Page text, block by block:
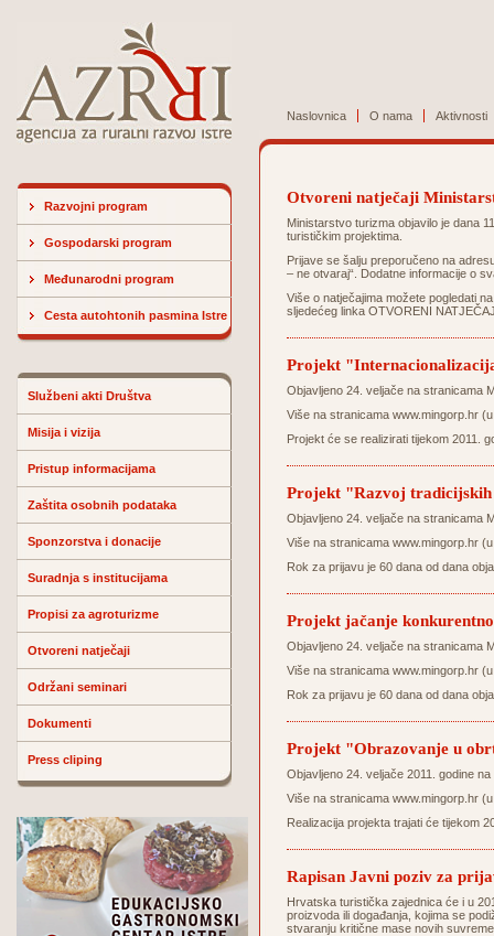
Naslovnica O nama Aktivnosti
Razvojni program
Gospodarski program
Međunarodni program
Cesta autohtonih pasmina Istre
Službeni akti Društva
Misija i vizija
Pristup informacijama
Zaštita osobnih podataka
Sponzorstva i donacije
Suradnja s institucijama
Propisi za agroturizme
Otvoreni natječaji
Održani seminari
Dokumenti
Press cliping
Otvoreni natječaji
Ministarstvo turizma objavilo je dana
turističkim projektima.
Prijave se šalju preporučeno na
– ne otvaraj“. Dodatne informacije o
Više o natječajima možete pogledati
sljedećeg linka OTVORENI
Projekt
Objavljeno 24. veljače na stranicama
Više na stranicama www.mingorp.hr
Projekt će se realizirati tijekom 2011.
Projekt "Razvoj tradicijskih
Objavljeno 24. veljače na stranicama
Više na stranicama www.mingorp.hr
Rok za prijavu je 60 dana od dana
Projekt jačanje
Objavljeno 24. veljače na stranicama
Više na stranicama www.mingorp.hr
Rok za prijavu je 60 dana od dana
Projekt "Obrazovanje u
Objavljeno 24. veljače 2011. godine
Više na stranicama www.mingorp.hr
Realizacija projekta trajati će tijekom
Rapisan Javni poziv za
Hrvatska turistička zajednica će i u
proizvoda ili događanja, kojima se
stvaranju kritične mase novih